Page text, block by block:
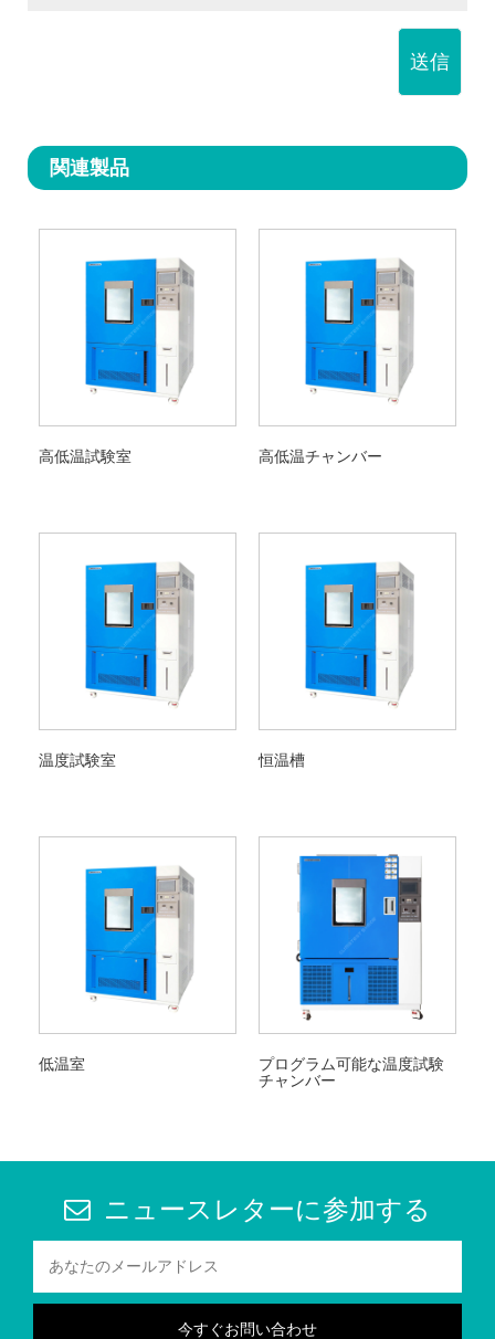
送信
関連製品
高低温試験室 高低温チャンバー
温度試験室 恒温槽
低温室
プログラム可能な温度試験
チャンバー
ニュースレターに参加する